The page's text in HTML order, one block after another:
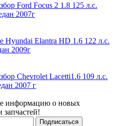
Ford Focus 2 1.8 125 л.с.
2007г
Hyundai Elantra HD 1.6 122 л.с.
2009г
Chevrolet Lacetti1.6 109 л.с.
2007 г
информацию о новых
запчастей!